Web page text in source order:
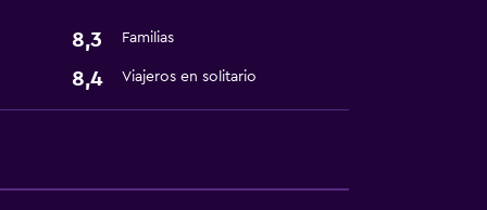
8,3 Familias
8,4 Viajeros en solitario